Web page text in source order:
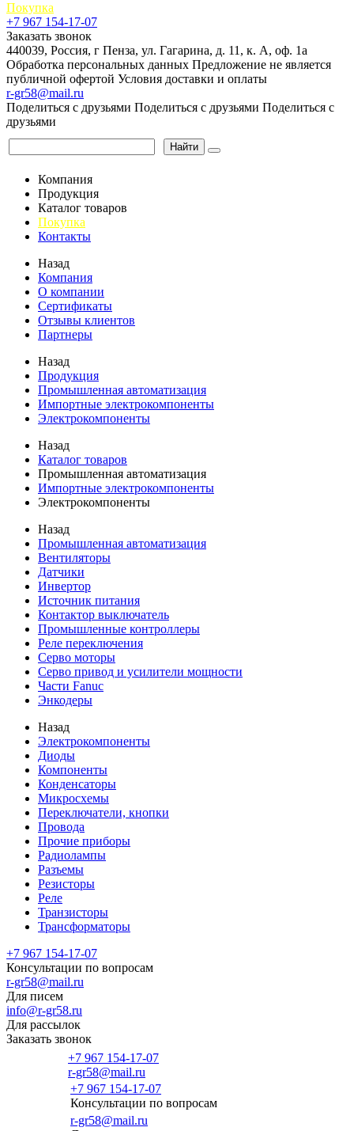
Покупка
+7 967 154-17-07
Заказать звонок
440039, Россия, г Пенза, ул. Гагарина, д. 11, к. А, оф. 1а
Обработка персональных данных Предложение не является
публичной офертой Условия доставки и оплаты
r-gr58@mail.ru
Поделиться с друзьями Поделиться с друзьями Поделиться с
друзьями
Найти
Компания
Продукция
Каталог товаров
Покупка
Контакты
Назад
Компания
О компании
Сертификаты
Отзывы клиентов
Партнеры
Назад
Продукция
Промышленная автоматизация
Импортные электрокомпоненты
Электрокомпоненты
Назад
Каталог товаров
Промышленная автоматизация
Импортные электрокомпоненты
Электрокомпоненты
Назад
Промышленная автоматизация
Вентиляторы
Датчики
Инвертор
Источник питания
Контактор выключатель
Промышленные контроллеры
Реле переключения
Серво моторы
Серво привод и усилители мощности
Части Fanuc
Энкодеры
Назад
Электрокомпоненты
Диоды
Компоненты
Конденсаторы
Микросхемы
Переключатели, кнопки
Провода
Прочие приборы
Радиолампы
Разъемы
Резисторы
Реле
Транзисторы
Трансформаторы
+7 967 154-17-07
Консультации по вопросам
r-gr58@mail.ru
Для писем
info@r-gr58.ru
Для рассылок
Заказать звонок
+7 967 154-17-07
r-gr58@mail.ru
+7 967 154-17-07
Консультации по вопросам
r-gr58@mail.ru